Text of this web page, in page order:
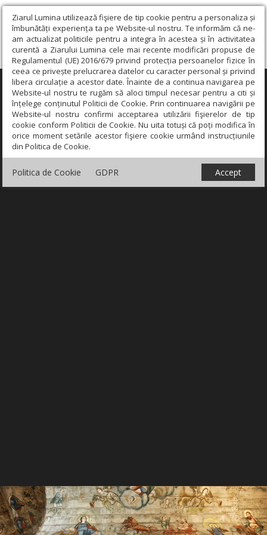
Ziarul Lumina utilizează fişiere de tip cookie pentru a personaliza și
îmbunătăți experiența ta pe Website-ul nostru. Te informăm că ne-
am actualizat politicile pentru a integra în acestea și în activitatea
curentă a Ziarului Lumina cele mai recente modificări propuse de
Regulamentul (UE) 2016/679 privind protecția persoanelor fizice în
ceea ce privește prelucrarea datelor cu caracter personal și privind
libera circulație a acestor date. Înainte de a continua navigarea pe
Website-ul nostru te rugăm să aloci timpul necesar pentru a citi și
înțelege conținutul Politicii de Cookie. Prin continuarea navigării pe
Website-ul nostru confirmi acceptarea utilizării fişierelor de tip
cookie conform Politicii de Cookie. Nu uita totuși că poți modifica în
orice moment setările acestor fişiere cookie urmând instrucțiunile
din Politica de Cookie.
Politica de Cookie GDPR Accept
×